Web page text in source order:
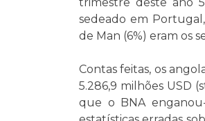
sedeado em
de Man (6%) eram os
Contas feitas, os
5.286,9 milhões USD
que o BNA